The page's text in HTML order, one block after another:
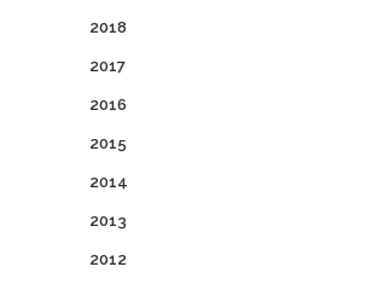
2018
2017
2016
2015
2014
2013
2012